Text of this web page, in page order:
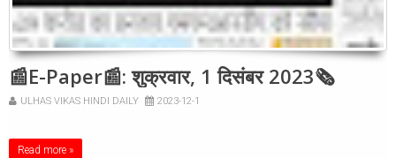
📰E-Paper📰: शुक्रवार, 1 दिसंबर 2023🗞
ULHAS VIKAS HINDI DAILY 2023-12-1
Read more »